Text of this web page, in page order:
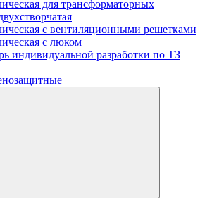
для трансформаторных
с вентиляционными решетками
с люком
индивидуальной разработки по ТЗ